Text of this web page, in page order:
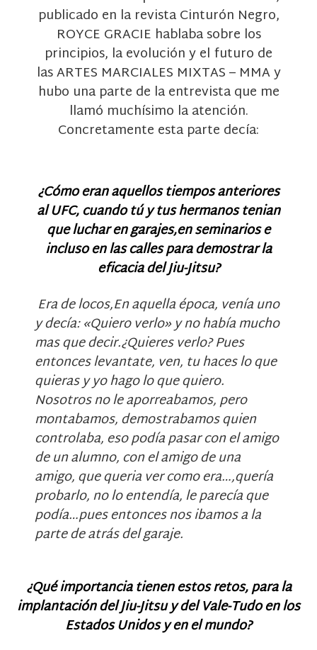
publicado en la revista Cinturón Negro,
ROYCE GRACIE hablaba sobre los
principios, la evolución y el futuro de
las ARTES MARCIALES MIXTAS – MMA y
hubo una parte de la entrevista que me
llamó muchísimo la atención.
Concretamente esta parte decía:
¿Cómo eran aquellos tiempos anteriores
al UFC, cuando tú y tus hermanos tenian
que luchar en garajes,en seminarios e
incluso en las calles para demostrar la
eficacia del Jiu-Jitsu?
Era de locos,En aquella época, venía uno
y decía: «Quiero verlo» y no había mucho
mas que decir.¿Quieres verlo? Pues
entonces levantate, ven, tu haces lo que
quieras y yo hago lo que quiero.
Nosotros no le aporreabamos, pero
montabamos, demostrabamos quien
controlaba, eso podía pasar con el amigo
de un alumno, con el amigo de una
amigo, que queria ver como era…,quería
probarlo, no lo entendía, le parecía que
podía…pues entonces nos ibamos a la
parte de atrás del garaje.
¿Qué importancia tienen estos retos, para la
implantación del Jiu-Jitsu y del Vale-Tudo en los
Estados Unidos y en el mundo?